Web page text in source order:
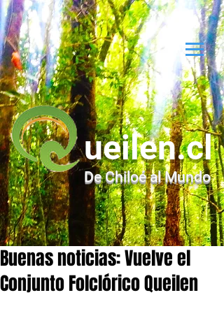
ueilen.cl
De Chiloé al Mundo
Buenas noticias: Vuelve el
Conjunto Folclórico Queilen